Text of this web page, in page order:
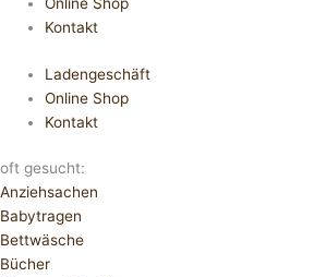
Kontakt
Ladengeschäft
Online Shop
Kontakt
oft gesucht:
Anziehsachen
Babytragen
Bettwäsche
Bücher